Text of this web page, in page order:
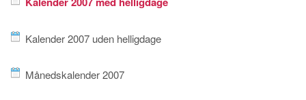
Kalender 2007 uden helligdage
Månedskalender 2007